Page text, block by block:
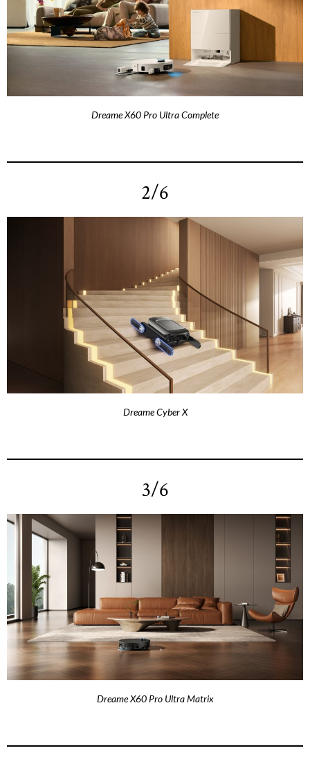
Dreame X60 Pro Ultra Complete
2/6
Dreame Cyber X
3/6
Dreame X60 Pro Ultra Matrix